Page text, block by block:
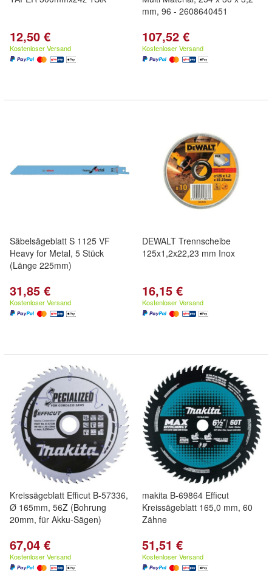
12,50 €
Kostenloser Versand
mm, 96 - 2608640451
107,52 €
Kostenloser Versand
Säbelsägeblatt S 1125 VF
Heavy for Metal, 5 Stück
(Länge 225mm)
31,85 €
Kostenloser Versand
DEWALT Trennscheibe
125x1,2x22,23 mm Inox
16,15 €
Kostenloser Versand
Kreissägeblatt Efficut B-57336,
Ø 165mm, 56Z (Bohrung
20mm, für Akku-Sägen)
67,04 €
Kostenloser Versand
makita B-69864 Efficut
Kreissägeblatt 165,0 mm, 60
Zähne
51,51 €
Kostenloser Versand